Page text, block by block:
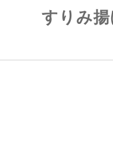
すりみ